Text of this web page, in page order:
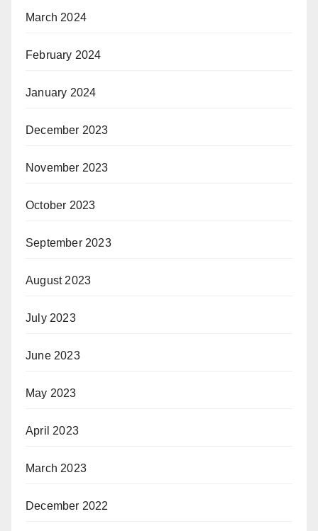
March 2024
February 2024
January 2024
December 2023
November 2023
October 2023
September 2023
August 2023
July 2023
June 2023
May 2023
April 2023
March 2023
December 2022